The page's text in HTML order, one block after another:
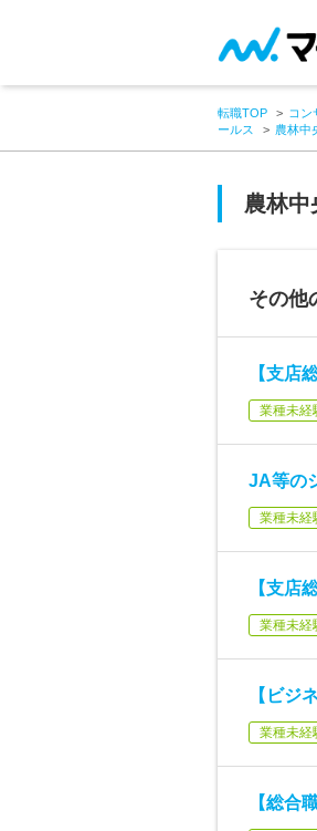
転職TOP コン
ールス
農林中
農林中
その他
【支店
業種未経
JA等の
業種未経
【支店
業種未経
【ビジ
業種未経
【総合